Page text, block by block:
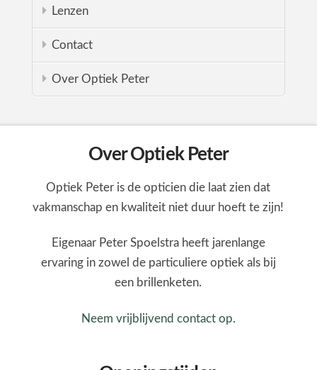
Lenzen
Contact
Over Optiek Peter
Over Optiek Peter
Optiek Peter is de opticien die laat zien dat
vakmanschap en kwaliteit niet duur hoeft te zijn!
Eigenaar Peter Spoelstra heeft jarenlange
ervaring in zowel de particuliere optiek als bij
een brillenketen.
Neem vrijblijvend contact op.